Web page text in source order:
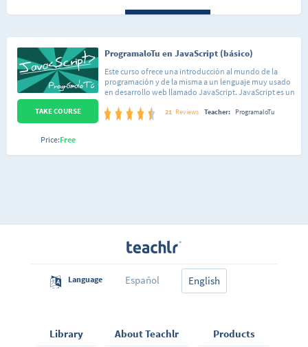
ProgramaloTu en JavaScript (básico)
Este curso ofrece una introducción al mundo de la
programación y de la misma a un lenguaje muy usado
en desarrollo web llamado JavaScript. JavaScript es un
creen. Por lo tanto es relativamente fácil de aprender y
puede dar unos resultados muy satisfactorios después
programación y de la misma obtener resultados reales.
21 Reviews Teacher: ProgramaloTu
TAKE COURSE
Price:Free
Language Español English
Library About Teachlr Products